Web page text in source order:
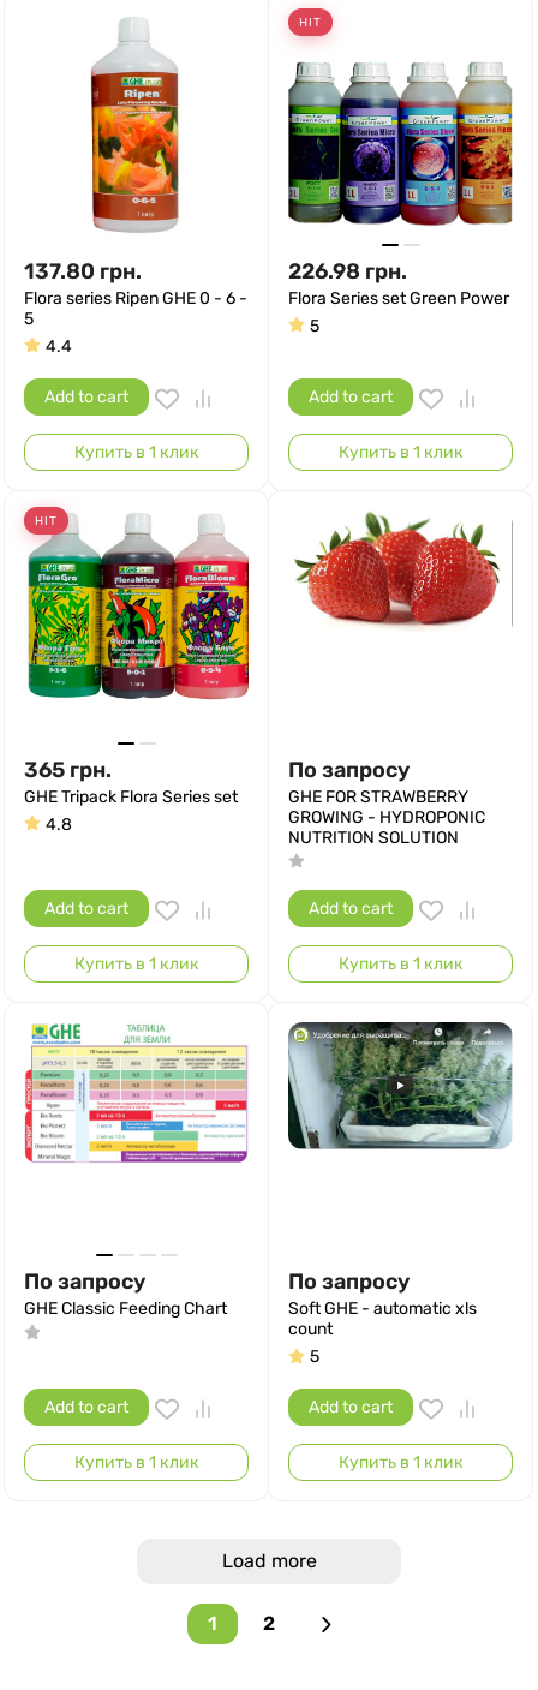
137.80 грн.
Flora series Ripen GHE 0 - 6 -
5
4.4
Add to cart
Купить в 1 клик
HIT
226.98 грн.
Flora Series set Green Power
5
Add to cart
Купить в 1 клик
HIT
365 грн.
GHE Tripack Flora Series set
4.8
Add to cart
Купить в 1 клик
По запросу
GHE FOR STRAWBERRY
GROWING - HYDROPONIC
NUTRITION SOLUTION
Add to cart
Купить в 1 клик
По запросу
GHE Classic Feeding Chart
Add to cart
Купить в 1 клик
По запросу
Soft GHE - automatic xls
count
5
Add to cart
Купить в 1 клик
Load more
1 2